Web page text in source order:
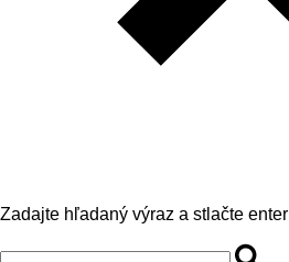
Zadajte hľadaný výraz a stlačte enter